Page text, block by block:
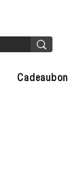
Cadeaubon